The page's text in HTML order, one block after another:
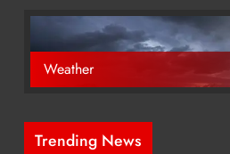
Weather
Trending News